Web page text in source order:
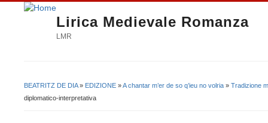
Lirica Medievale Romanza
LMR
Tu sei qui
BEATRITZ DE DIA» EDIZIONE »A chantar m’er de so q’ieu no volria » Tradizione
diplomatico-interpretativa